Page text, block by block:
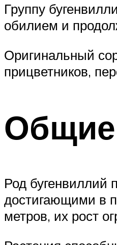
Группу
обилием и
Оригинальный
прицветников,
Общие
Род бугенвиллий
достигающими в
метров, их рост